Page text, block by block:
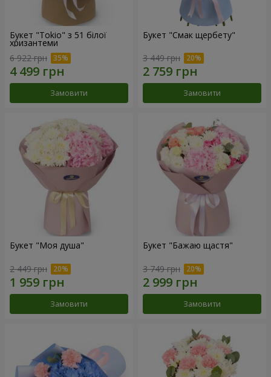
Букет "Tokio" з 51 білої
хризантеми
6 922 грн
Замовити
Букет "Смак щербету"
3 449 грн
Замовити
Букет "Моя душа"
2 449 грн
Замовити
Букет "Бажаю щастя"
3 749 грн
Замовити